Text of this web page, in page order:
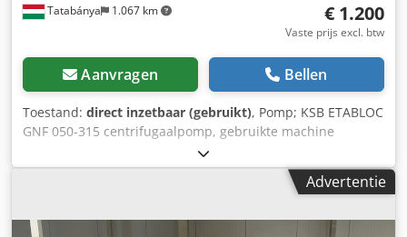
Tatabánya 1.067 km € 1.200
Vaste prijs excl. btw
Aanvragen Bellen
Toestand: direct inzetbaar (gebruikt), Pomp; KSB ETABLOC
GNF 050-315 centrifugaalpomp, gebruikte machine
Fabrikant: KSB ETABLOC Type: GNF 050-315 Totale
afmetingen: Breedte: 510 mm Diepte: 420 mm Hoogte: 700
mm Gewicht: 55 kg Crjdpfx Ajyh D H Tsm Asf Elektrische
26 m Bouwjaar: 2010
Advertentie